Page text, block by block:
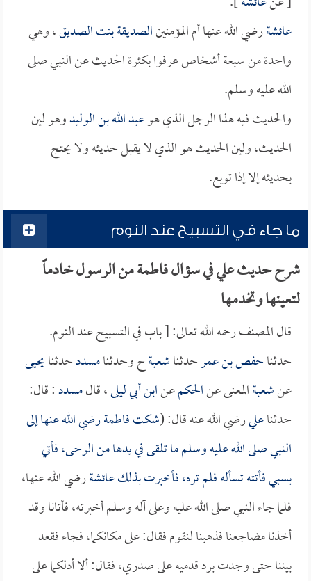
عائشةرضي الله عنها أم المؤمنينالصديقة بنت الصديق، وهي
واحدة من سبعة أشخاص عرفوا بكثرة الحديث عن النبي صلى
الله عليه وسلم.
والحديث فيه هذا الرجل الذي هوعبد الله بن الوليدوهو لين
الحديث، ولين الحديث هو الذي لا يقبل حديثه ولا يحتج
بحديثه إلا إذا توبع.
ما جاء في التسبيح عند النوم
شرح حديث علي في سؤال فاطمة من الرسول خادماً
لتعينها وتخدمها
قال المصنف رحمه الله تعالى: [ باب في التسبيح عند النوم.
حدثناحفص بن عمرحدثناشعبةح وحدثنامسددحدثنايحيى
عنشعبةالمعنى عنالحكمعنابن أبي ليلى، قالمسدد: قال:
حدثناعليرضي الله عنه قال: (شكتفاطمةرضي الله عنها إلى
النبي صلى الله عليه وسلم ما تلقى في يدها من الرحى، فأتي
بسبي فأتته تسأله فلم تره، فأخبرت بذلكعائشةرضي الله عنها،
فلما جاء النبي صلى الله عليه وعلى آله وسلم أخبرته، فأتانا وقد
أخذنا مضاجعنا فذهبنا لنقوم فقال: على مكانكما، فجاء فقعد
بيننا حتى وجدت برد قدميه على صدري، فقال: ألا أدلكما على